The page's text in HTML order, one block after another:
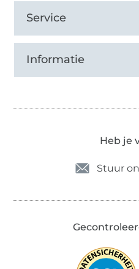
Service
Informatie
Heb je
Stuur